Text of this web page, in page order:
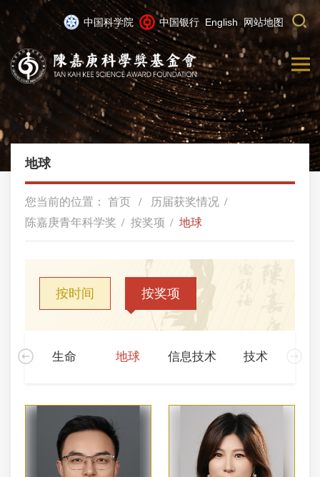
中国科学院 中国银行 English 网站地图
地球
您当前的位置： 首页
历届获奖情况
陈嘉庚青年科学奖
按奖项 地球
按时间 按奖项
生命 地球 信息技术 技术